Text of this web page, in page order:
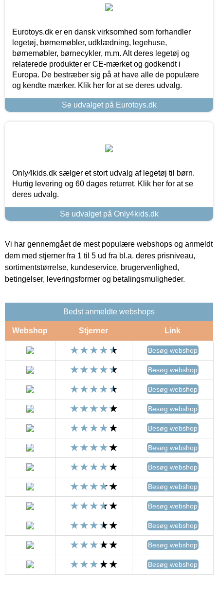
Eurotoys.dk er en dansk virksomhed som forhandler
legetøj, børnemøbler, udklædning, legehuse,
børnemøbler, børnecykler, m.m. Alt deres legetøj og
relaterede produkter er CE-mærket og godkendt i
Europa. De bestræber sig på at have alle de populære
og kendte mærker. Klik her for at se deres udvalg.
Se udvalget på Eurotoys.dk
Only4kids.dk sælger et stort udvalg af legetøj til børn.
Hurtig levering og 60 dages returret. Klik her for at se
deres udvalg.
Se udvalget på Only4kids.dk
Vi har gennemgået de mest populære webshops og anmeldt
dem med stjerner fra 1 til 5 ud fra bl.a. deres prisniveau,
sortimentstørrelse, kundeservice, brugervenlighed,
betingelser, leveringsformer og betalingsmuligheder.
Bedst anmeldte webshops
Webshop Stjerner Link
Besøg webshop
Besøg webshop
Besøg webshop
Besøg webshop
Besøg webshop
Besøg webshop
Besøg webshop
Besøg webshop
Besøg webshop
Besøg webshop
Besøg webshop
Besøg webshop